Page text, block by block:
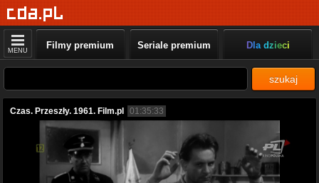
MENU Filmy premium Seriale premium Dla dzieci
szukaj
Czas. Przeszły. 1961. Film.pl 01:35:33